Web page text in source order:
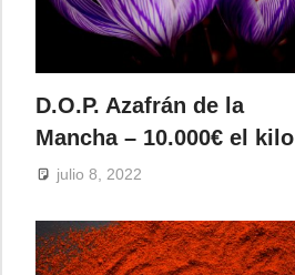
D.O.P. Azafrán de la
Mancha – 10.000€ el kilo
julio 8, 2022